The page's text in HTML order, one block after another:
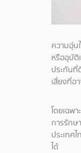
ความอุ่น
หรืออุบัติ
ประกันที่
เสี่ยงที่อ
โดยเฉพ
การรักษ
ประเทศ
ได้